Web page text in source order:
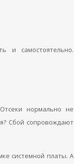
и самостоятельно.
нормально не
Сбой сопровождают
системной платы. А